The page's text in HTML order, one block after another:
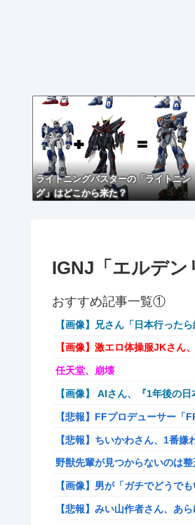
ライトニングバスターの「ライトニン
グ」はどこから来た？
IGNJ「エルデン
おすすめ記事一覧①
【画像】兄さん「日本行った
【画像】激エロ体操服JKさん
任天堂、崩壊
【画像】 AIさん、『1年後の
【悲報】FFプロデューサー「
【悲報】ちいかわさん、1番
野獣先輩が見つからないのは
【画像】男が「ガチでどうで
【悲報】みい山作者さん、あ